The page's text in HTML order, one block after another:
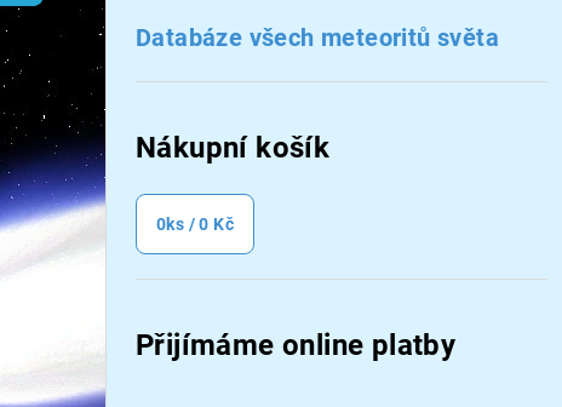
í
p
a
Databáze všech meteoritů světa
Nákupní košík
0ks /0 Kč
Přijímáme online platby